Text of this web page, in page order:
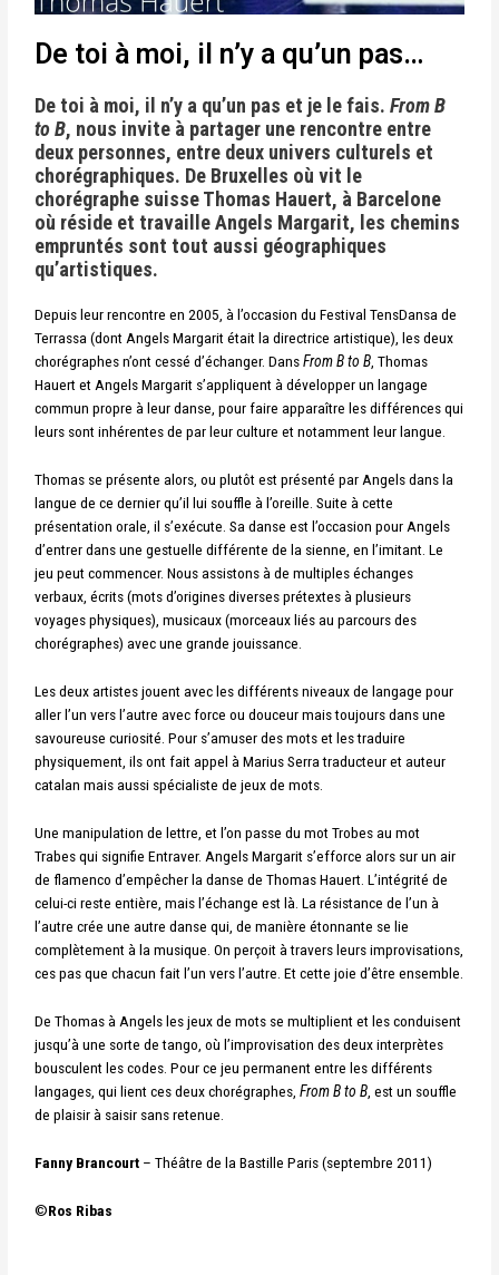
De toi à moi, il n’y a qu’un pas…
De toi à moi, il n’y a qu’un pas et je le fais.From B
to B, nous invite à partager une rencontre entre
deux personnes, entre deux univers culturels et
chorégraphiques. De Bruxelles où vit le
chorégraphe suisse Thomas Hauert, à Barcelone
où réside et travaille Angels Margarit, les chemins
empruntés sont tout aussi géographiques
qu’artistiques.
Depuis leur rencontre en 2005, à l’occasion du Festival TensDansa de
Terrassa (dont Angels Margarit était la directrice artistique), les deux
chorégraphes n’ont cessé d’échanger.DansFrom B to B, Thomas
Hauert et Angels Margarit s’appliquent à développer un langage
commun propre à leur danse, pour faire apparaître les différences qui
leurs sont inhérentes de par leur culture et notamment leur langue.
Thomas se présente alors, ou plutôt est présenté par Angels dans la
langue de ce dernier qu’il lui souffle à l’oreille. Suite à cette
présentation orale, il s’exécute. Sa danse est l’occasion pour Angels
d’entrer dans une gestuelle différente de la sienne, en l’imitant. Le
jeu peut commencer.Nous assistons à de multiples échanges
verbaux, écrits (mots d’origines diverses prétextes à plusieurs
voyages physiques), musicaux (morceaux liés au parcours des
chorégraphes) avec une grande jouissance.
Les deux artistes jouent avec les différents niveaux de langage pour
aller l’un vers l’autre avec force ou douceur mais toujours dans une
savoureuse curiosité. Pour s’amuser des mots et les traduire
physiquement, ils ont fait appel à Marius Serra traducteur et auteur
catalan mais aussi spécialiste de jeux de mots.
Une manipulation de lettre, et l’on passe du mot Trobes au mot
Trabes qui signifie Entraver. Angels Margarit s’efforce alors sur un air
de flamenco d’empêcher la danse de Thomas Hauert. L’intégrité de
celui-ci reste entière, mais l’échange est là. La résistance de l’un à
l’autre crée une autre danse qui, de manière étonnante se lie
complètement à la musique. On perçoit à travers leurs improvisations,
ces pas que chacun fait l’un vers l’autre. Et cette joie d’être ensemble.
De Thomas à Angels les jeux de mots se multiplient et les conduisent
jusqu’à une sorte de tango, où l’improvisation des deux interprètes
bousculent les codes.Pour ce jeu permanent entre les différents
langages, qui lient ces deux chorégraphes,From B to B , est un souffle
de plaisir à saisir sans retenue.
Fanny Brancourt – Théâtre de la Bastille Paris (septembre 2011)
©Ros Ribas